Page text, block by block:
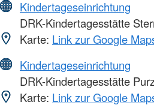
Kindertageseinrichtung
DRK-Kindertagesstätte
Karte: Link zur Google
Kindertageseinrichtung
DRK-Kindertagesstätte
Karte: Link zur Google